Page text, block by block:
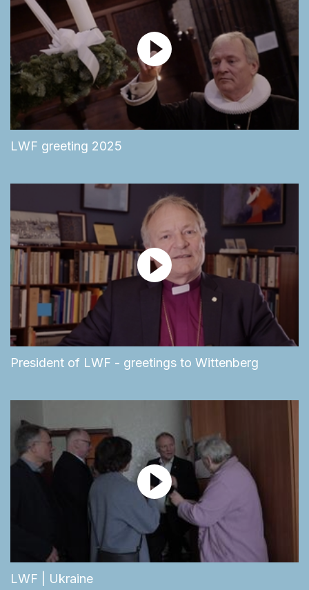
LWF greeting 2025
President of LWF - greetings to Wittenberg
LWF | Ukraine